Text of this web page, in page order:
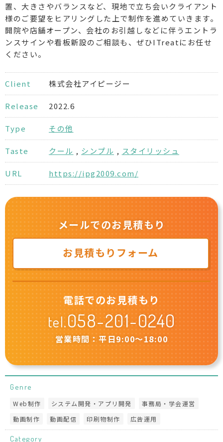
置、大きさやバランスなど、現地で立ち会いクライアント
様のご要望をヒアリングした上で制作を進めていきます。
開院や店舗オープン、会社のお引越しなどに伴うエントラ
ンスサインや看板新設のご相談も、ぜひITreatにお任せ
ください。
Client 株式会社アイピージー
Release 2022.6
Type その他
Taste クール , シンプル , スタイリッシュ
URL https://ipg2009.com/
メールでのお見積もり
お見積もりフォーム
電話でのお見積もり
tel.058-201-0240
営業時間：平日9:00〜18:00
Genre
Web制作 システム開発・アプリ開発
事務局・学会運営
動画制作
動画配信 印刷物制作 広告運用
Category